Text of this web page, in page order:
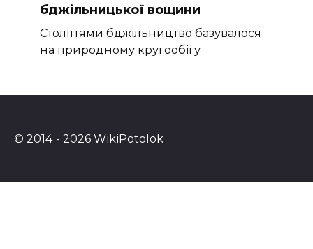
бджільницької вощини
Століттями бджільництво базувалося
на природному кругообігу
© 2014 - 2026 WikiPotolok